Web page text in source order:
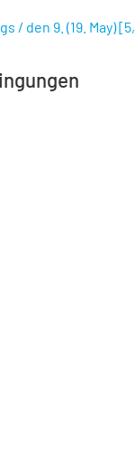
/ den 9. (19. May)[